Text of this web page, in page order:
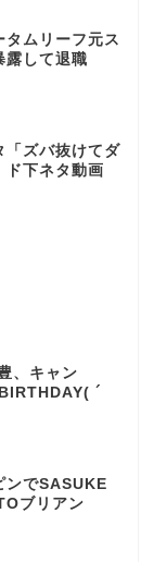
タムリーフ元ス
露して退職
「ズバ抜けてダ
ド下ネタ動画
、キャン
´
ンでSASUKE
ブリアン